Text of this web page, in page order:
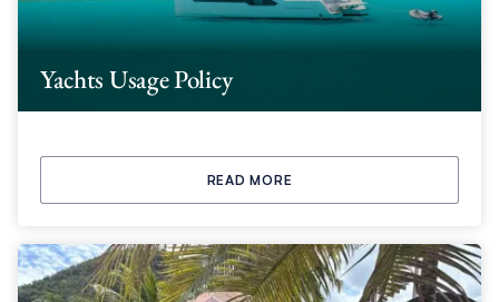
Yachts Usage Policy
READ MORE